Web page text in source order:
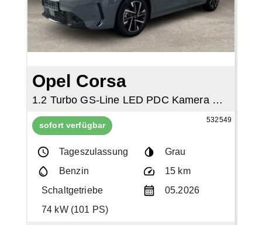
Opel Corsa
1.2 Turbo GS-Line LED PDC Kamera SHZ Klima
sofort verfügbar
532549
Tageszulassung
Grau
Benzin
15 km
Schaltgetriebe
05.2026
74 kW (101 PS)